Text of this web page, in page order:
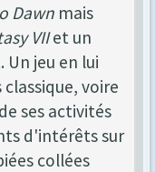
Dawn mais
VIIet un
jeu en lui
voire
ses activités
d'intérêts sur
collées